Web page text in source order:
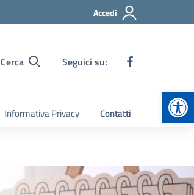
Accedi
Cerca Seguici su:
Informativa Privacy Contatti